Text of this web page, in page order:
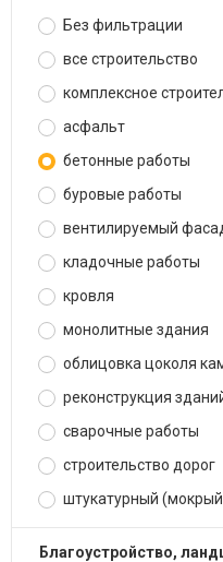
Без фильтрации
все строительство
комплексное
асфальт
бетонные работы
буровые работы
вентилируемый
кладочные работы
кровля
монолитные здания
облицовка цоколя
реконструкция
сварочные работы
строительство дорог
штукатурный
благоустройство,